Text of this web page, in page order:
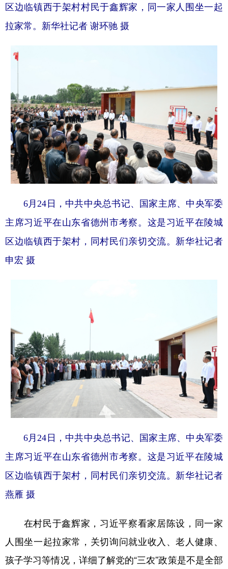
区边临镇西于架村村民于鑫辉家，同一家人围坐一起
拉家常。新华社记者 谢环驰 摄
6月24日，中共中央总书记、国家主席、中央军委
主席习近平在山东省德州市考察。这是习近平在陵城
区边临镇西于架村，同村民们亲切交流。新华社记者
申宏 摄
6月24日，中共中央总书记、国家主席、中央军委
主席习近平在山东省德州市考察。这是习近平在陵城
区边临镇西于架村，同村民们亲切交流。新华社记者
燕雁 摄
在村民于鑫辉家，习近平察看家居陈设，同一家
人围坐一起拉家常，关切询问就业收入、老人健康、
孩子学习等情况，详细了解党的“三农”政策是不是全部